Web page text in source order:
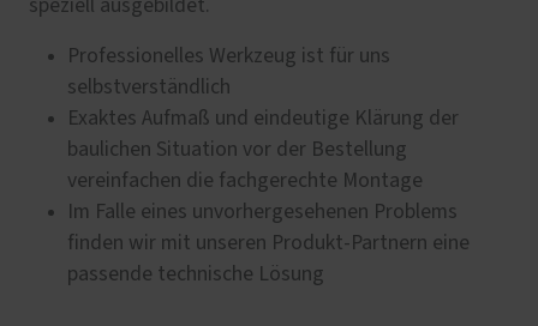
speziell ausgebildet.
Professionelles Werkzeug ist für uns
selbstverständlich
Exaktes Aufmaß und eindeutige Klärung der
baulichen Situation vor der Bestellung
vereinfachen die fachgerechte Montage
Im Falle eines unvorhergesehenen Problems
finden wir mit unseren Produkt-Partnern eine
passende technische Lösung